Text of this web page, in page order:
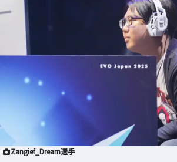
Zangief_Dream選手